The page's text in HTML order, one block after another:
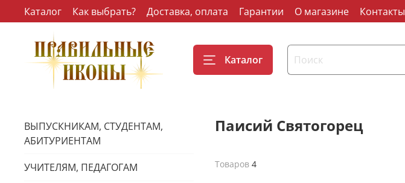
Каталог Как выбрать? Доставка, оплата Гарантии О магазине Контакты
Каталог
Паисий Святогорец
Товаров 4
ВЫПУСКНИКАМ, СТУДЕНТАМ,
АБИТУРИЕНТАМ
УЧИТЕЛЯМ, ПЕДАГОГАМ